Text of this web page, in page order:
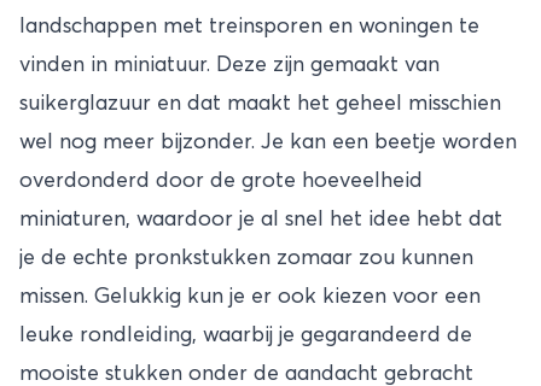
landschappen met treinsporen en woningen te
vinden in miniatuur. Deze zijn gemaakt van
suikerglazuur en dat maakt het geheel misschien
wel nog meer bijzonder. Je kan een beetje worden
overdonderd door de grote hoeveelheid
miniaturen, waardoor je al snel het idee hebt dat
je de echte pronkstukken zomaar zou kunnen
missen. Gelukkig kun je er ook kiezen voor een
leuke rondleiding, waarbij je gegarandeerd de
mooiste stukken onder de aandacht gebracht